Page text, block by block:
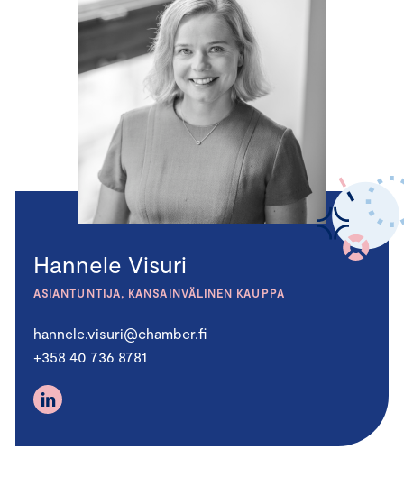
Hannele Visuri
ASIANTUNTIJA, KANSAINVÄLINEN KAUPPA
hannele.visuri@chamber.fi
+358 40 736 8781